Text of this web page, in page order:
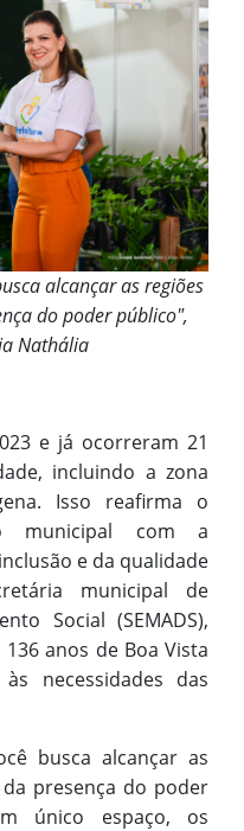
alcançar as regiões
do poder público",
Nathália
e já ocorreram 21
incluindo a zona
Isso reafirma o
municipal com a
e da qualidade
municipal de
Social (SEMADS),
anos de Boa Vista
necessidades das
busca alcançar as
presença do poder
único espaço, os